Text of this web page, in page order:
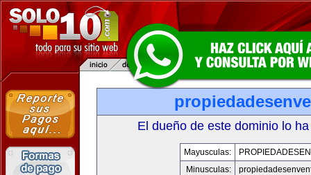
El dueño de este dominio lo
Mayusculas:
Minusculas: